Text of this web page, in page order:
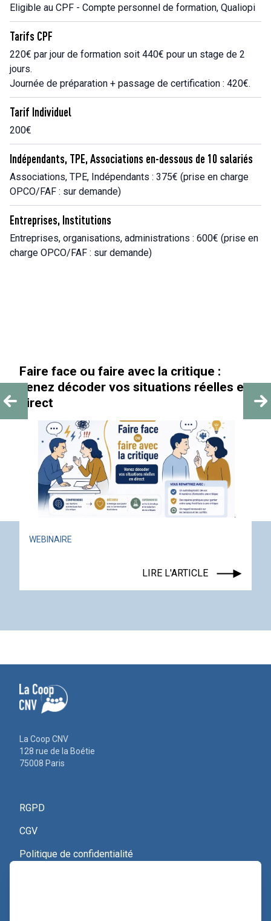
Eligible au CPF - Compte personnel de formation, Qualiopi
Tarifs CPF
220€ par jour de formation soit 440€ pour un stage de 2
jours.
Journée de préparation + passage de certification : 420€.
Tarif Individuel
200€
Indépendants, TPE, Associations en-dessous de 10 salariés
Associations, TPE, Indépendants : 375€ (prise en charge
OPCO/FAF : sur demande)
Entreprises, Institutions
Entreprises, organisations, administrations : 600€ (prise en
charge OPCO/FAF : sur demande)
« Au-delà des paillettes »
ACTUALITÉ ÉVÉNEMENT
La Coop CNV
128 rue de la Boétie
75008 Paris
RGPD
CGV
Politique de confidentialité